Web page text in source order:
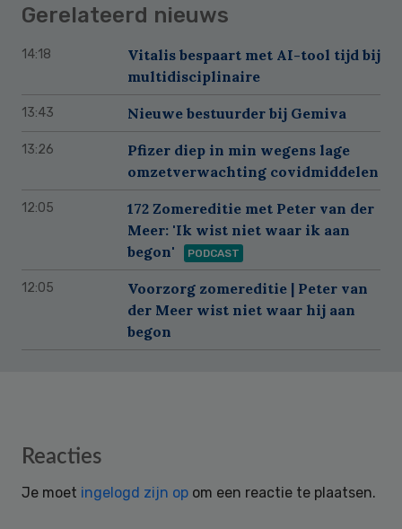
Gerelateerd nieuws
14:18
Vitalis bespaart met AI-tool tijd bij
multidisciplinaire
13:43 Nieuwe bestuurder bij Gemiva
13:26
Pfizer diep in min wegens lage
omzetverwachting covidmiddelen
12:05
172 Zomereditie met Peter van der
Meer: 'Ik wist niet waar ik aan
begon'
PODCAST
12:05
Voorzorg zomereditie | Peter van
der Meer wist niet waar hij aan
begon
Reader
Reacties
Je moet ingelogd zijn op om een reactie te plaatsen.